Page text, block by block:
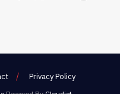
Privacy Policy